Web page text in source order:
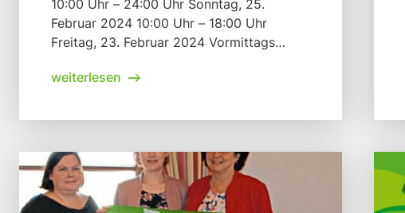
10:00 Uhr – 24:00 Uhr Sonntag, 25.
Februar 2024 10:00 Uhr – 18:00 Uhr
Freitag, 23. Februar 2024 Vormittags
Turnier: CHALLENGERS! ab 19:00
24. Februar 2024 Kinder-Turnier: Karak ab
weiterlesen